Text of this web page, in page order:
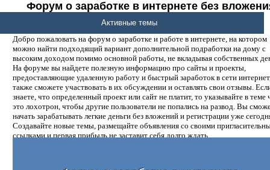
Форум о заработке в интернете без
денег.
Добро пожаловать на форум о заработке и работе в интернете, на котором
можно найти подходящий вариант дополнительной подработки на дому с
высоким доходом помимо основной работы, не вкладывая собственных
На форуме вы найдете полезную информацию про сайты и проекты,
предоставляющие удаленную работу и быстрый заработок в сети
также сможете участвовать в их обсуждении и оставлять свои отзывы.
знаете, что определенный проект или сайт не платит, то указывайте в теме
это лохотрон, чтобы другие пользователи не попались на развод. Вы
начать зарабатывать легкие деньги без вложений и регистрации уже
Создавайте новые темы, размещайте объявления со своими
ссылками и первая прибыль не заставит себя долго ждать.
Активные темы